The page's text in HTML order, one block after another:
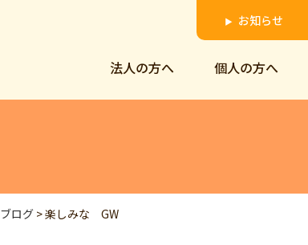
▶ お知らせ
法人の方へ 個人の方へ
ログ>楽しみな GW